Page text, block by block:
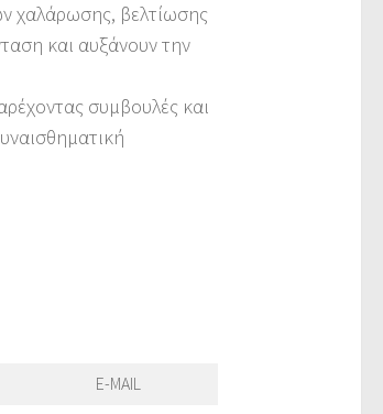
χαλάρωσης, βελτίωσης
και αυξάνουν την
συμβουλές και
E-MAIL